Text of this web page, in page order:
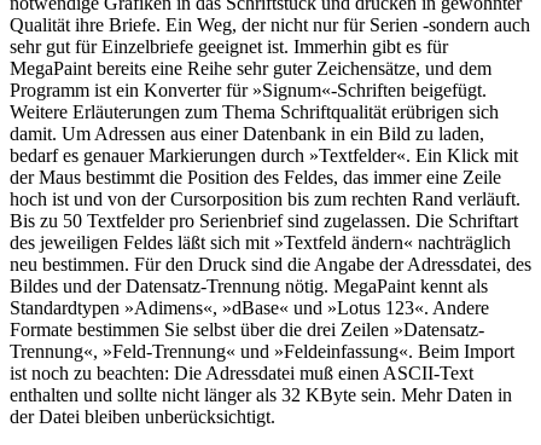
Qualität ihre Briefe. Ein Weg, der nicht nur für Serien -sondern auch
sehr gut für Einzelbriefe geeignet ist. Immerhin gibt es für
MegaPaint bereits eine Reihe sehr guter Zeichensätze, und dem
Programm ist ein Konverter für »Signum«-Schriften beigefügt.
Weitere Erläuterungen zum Thema Schriftqualität erübrigen sich
damit. Um Adressen aus einer Datenbank in ein Bild zu laden,
bedarf es genauer Markierungen durch »Textfelder«. Ein Klick mit
der Maus bestimmt die Position des Feldes, das immer eine Zeile
hoch ist und von der Cursorposition bis zum rechten Rand verläuft.
Bis zu 50 Textfelder pro Serienbrief sind zugelassen. Die Schriftart
des jeweiligen Feldes läßt sich mit »Textfeld ändern« nachträglich
neu bestimmen. Für den Druck sind die Angabe der Adressdatei, des
Bildes und der Datensatz-Trennung nötig. MegaPaint kennt als
Standardtypen »Adimens«, »dBase« und »Lotus 123«. Andere
Formate bestimmen Sie selbst über die drei Zeilen »Datensatz-
Trennung«, »Feld-Trennung« und »Feldeinfassung«. Beim Import
ist noch zu beachten: Die Adressdatei muß einen ASCII-Text
enthalten und sollte nicht länger als 32 KByte sein. Mehr Daten in
der Datei bleiben unberücksichtigt.